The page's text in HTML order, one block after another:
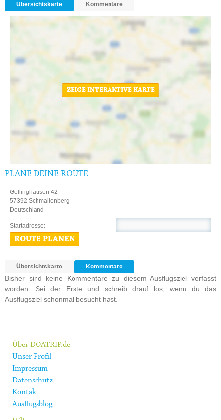
Übersichtskarte Kommentare
ZEIGE INTERAKTIVE KARTE
PLANE DEINE ROUTE
Gellinghausen 42
57392 Schmallenberg
Deutschland
Startadresse:
ROUTE PLANEN
Übersichtskarte Kommentare
Bisher sind keine Kommentare zu diesem Ausflugsziel verfasst
worden. Sei der Erste und schreib drauf los, wenn du das
Ausflugsziel schonmal besucht hast.
Über DOATRIP.de
Unser Profil
Impressum
Datenschutz
Kontakt
Ausflugsblog